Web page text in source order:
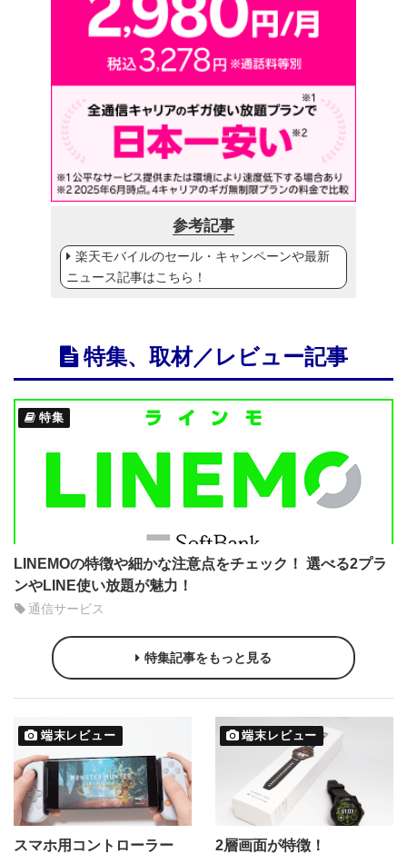
参考記事
楽天モバイルのセール・キャンペーンや最新
ニュース記事はこちら！
特集、取材／レビュー記事
特集
LINEMOの特徴や細かな注意点をチェック！ 選べる2プラ
ンやLINE使い放題が魅力！
通信サービス
特集記事をもっと見る
端末レビュー
スマホ用コントローラー
端末レビュー
2層画面が特徴！